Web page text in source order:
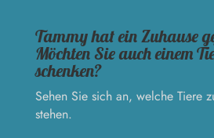
Tammy hat ein Zuhause
Möchten Sie auch einem
schenken?
Sehen Sie sich an, welche Tiere
stehen.